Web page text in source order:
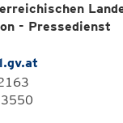
- Pressedienst